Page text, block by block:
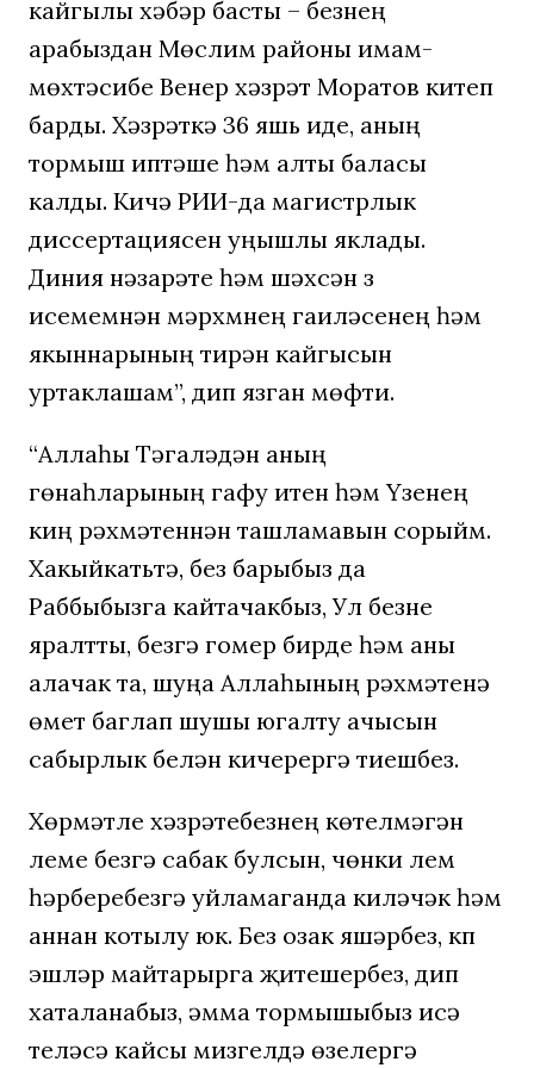
кайгылы хәбәр басты – безнең
арабыздан Мөслим районы имам-
мөхтәсибе Венер хәзрәт Моратов китеп
барды. Хәзрәткә 36 яшь иде, аның
тормыш иптәше һәм алты баласы
калды. Кичә РИИ-да магистрлык
диссертациясен уңышлы яклады.
Диния нәзарәте һәм шәхсән үз
исемемнән мәрхүмнең гаиләсенең һәм
якыннарының тирән кайгысын
уртаклашам”, дип язган мөфти.
“Аллаһы Тәгаләдән аның
гөнаһларының гафу итүен һәм Үзенең
киң рәхмәтеннән ташламавын сорыйм.
Хакыйкатьтә, без барыбыз да
Раббыбызга кайтачакбыз, Ул безне
яралтты, безгә гомер бирде һәм аны
алачак та, шуңа Аллаһының рәхмәтенә
өмет баглап шушы югалту ачысын
сабырлык белән кичерергә тиешбез.
Хөрмәтле хәзрәтебезнең көтелмәгән
үлеме безгә сабак булсын, чөнки үлем
һәрберебезгә уйламаганда киләчәк һәм
аннан котылу юк. Без озак яшәрбез, күп
эшләр майтарырга җитешербез, дип
хаталанабыз, әмма тормышыбыз исә
теләсә кайсы мизгелдә өзелергә